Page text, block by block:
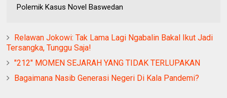
Polemik Kasus Novel Baswedan
Relawan Jokowi: Tak Lama Lagi Ngabalin Bakal Ikut Jadi
Tersangka, Tunggu Saja!
"212" MOMEN SEJARAH YANG TIDAK TERLUPAKAN
Bagaimana Nasib Generasi Negeri Di Kala Pandemi?